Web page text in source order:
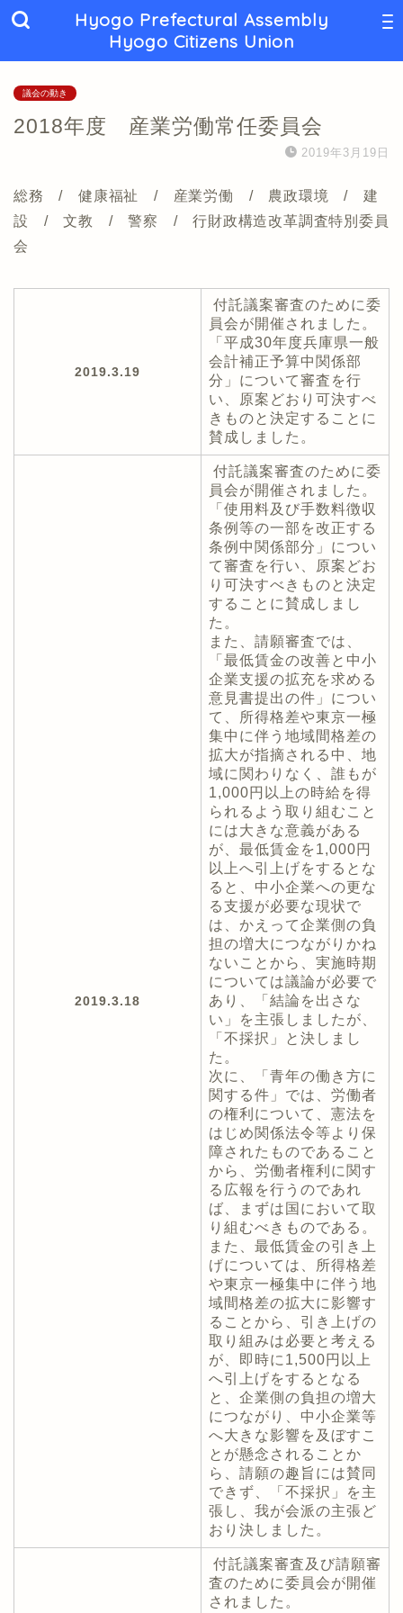
Hyogo Prefectural Assembly
Hyogo Citizens Union
議会の動き
2018年度 産業労働常任委員会
2019年3月19日
総務 / 健康福祉 / 産業労働 / 農政環境 / 建
設 / 文教 / 警察 / 行財政構造改革調査特別委員
会
2019.3.19
付託議案審査のために委
員会が開催されました。
「平成30年度兵庫県一般
会計補正予算中関係部
分」について審査を行
い、原案どおり可決すべ
きものと決定することに
賛成しました。
2019.3.18
付託議案審査のために委
員会が開催されました。
「使用料及び手数料徴収
条例等の一部を改正する
条例中関係部分」につい
て審査を行い、原案どお
り可決すべきものと決定
することに賛成しまし
た。
また、請願審査では、
「最低賃金の改善と中小
企業支援の拡充を求める
意見書提出の件」につい
て、所得格差や東京一極
集中に伴う地域間格差の
拡大が指摘される中、地
域に関わりなく、誰もが
1,000円以上の時給を得
られるよう取り組むこと
には大きな意義がある
が、最低賃金を1,000円
以上へ引上げをするとな
ると、中小企業への更な
る支援が必要な現状で
は、かえって企業側の負
担の増大につながりかね
ないことから、実施時期
については議論が必要で
あり、「結論を出さな
い」を主張しましたが、
「不採択」と決しまし
た。
次に、「青年の働き方に
関する件」では、労働者
の権利について、憲法を
はじめ関係法令等より保
障されたものであること
から、労働者権利に関す
る広報を行うのであれ
ば、まずは国において取
り組むべきものである。
また、最低賃金の引き上
げについては、所得格差
や東京一極集中に伴う地
域間格差の拡大に影響す
ることから、引き上げの
取り組みは必要と考える
が、即時に1,500円以上
へ引上げをするとなる
と、企業側の負担の増大
につながり、中小企業等
へ大きな影響を及ぼすこ
とが懸念されることか
ら、請願の趣旨には賛同
できず、「不採択」を主
張し、我が会派の主張ど
おり決しました。
付託議案審査及び請願審
査のために委員会が開催
されました。